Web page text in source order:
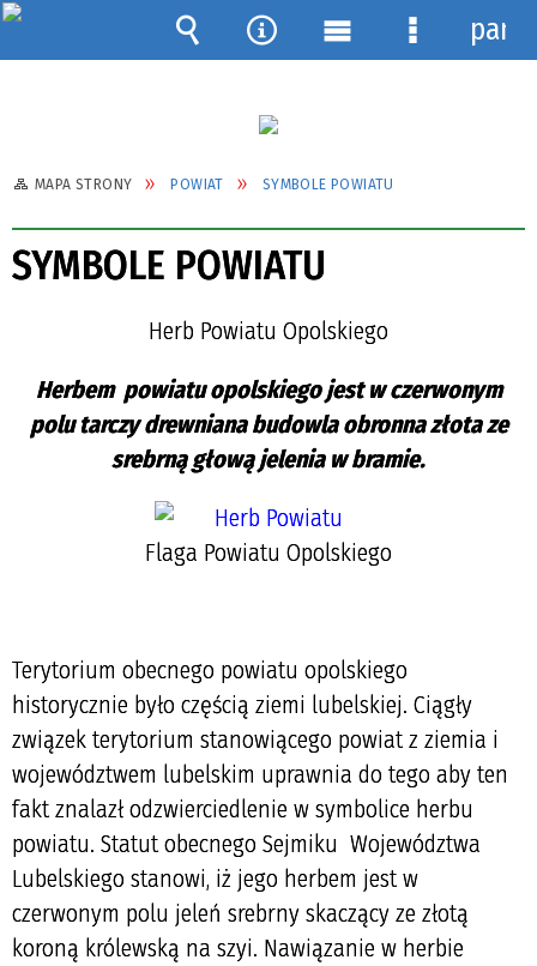
MAPA STRONY POWIAT SYMBOLE POWIATU
SYMBOLE POWIATU
Herb Powiatu Opolskiego
Herbem powiatu opolskiego jest w czerwonym
polu tarczy drewniana budowla obronna złota ze
srebrną głową jelenia w bramie.
Flaga Powiatu Opolskiego
Terytorium obecnego powiatu opolskiego
historycznie było częścią ziemi lubelskiej. Ciągły
związek terytorium stanowiącego powiat z ziemia i
województwem lubelskim uprawnia do tego aby ten
fakt znalazł odzwierciedlenie w symbolice herbu
powiatu. Statut obecnego Sejmiku Województwa
Lubelskiego stanowi, iż jego herbem jest w
czerwonym polu jeleń srebrny skaczący ze złotą
koroną królewską na szyi. Nawiązanie w herbie
Wyszukiwarka
Narzędzia
Menu Menu
panel